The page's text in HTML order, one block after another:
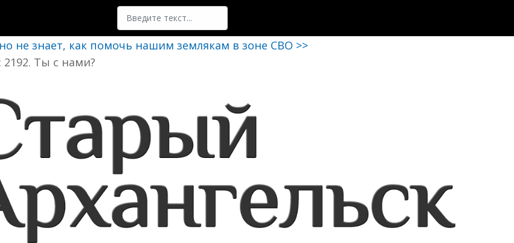
Поиск
не знает, как помочь нашим землякам в зоне СВО >>
2192. Ты с нами?